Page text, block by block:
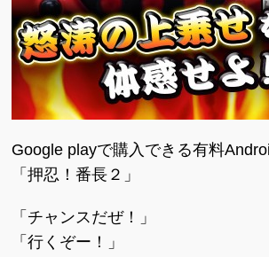
Google playで購入できる有料
「押忍！番長２」
「チャンスだぜ！」
「行くぞー！」